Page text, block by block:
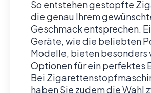
So entstehen gestopfte
die genau Ihrem
Geschmack entsprechen.
Geräte, wie die beliebten
Modelle, bieten besonders
Optionen für ein perfektes
Bei
haben Sie zudem die Wahl